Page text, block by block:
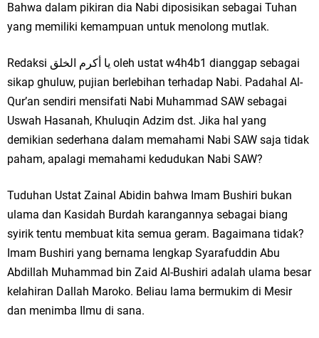
Bahwa dalam pikiran dia Nabi diposisikan sebagai Tuhan
yang memiliki kemampuan untuk menolong mutlak.
Redaksi يا أكرم الخلق oleh ustat w4h4b1 dianggap sebagai
sikap ghuluw, pujian berlebihan terhadap Nabi. Padahal Al-
Qur’an sendiri mensifati Nabi Muhammad SAW sebagai
Uswah Hasanah, Khuluqin Adzim dst. Jika hal yang
demikian sederhana dalam memahami Nabi SAW saja tidak
paham, apalagi memahami kedudukan Nabi SAW?
Tuduhan Ustat Zainal Abidin bahwa Imam Bushiri bukan
ulama dan Kasidah Burdah karangannya sebagai biang
syirik tentu membuat kita semua geram. Bagaimana tidak?
Imam Bushiri yang bernama lengkap Syarafuddin Abu
Abdillah Muhammad bin Zaid Al-Bushiri adalah ulama besar
kelahiran Dallah Maroko. Beliau lama bermukim di Mesir
dan menimba Ilmu di sana.